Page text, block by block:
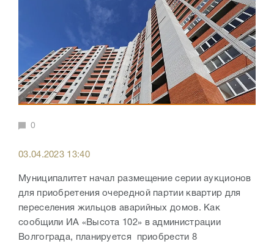
0
03.04.2023 13:40
Муниципалитет начал размещение серии аукционов
для приобретения очередной партии квартир для
переселения жильцов аварийных домов. Как
сообщили ИА «Высота 102» в администрации
Волгограда, планируется приобрести 8